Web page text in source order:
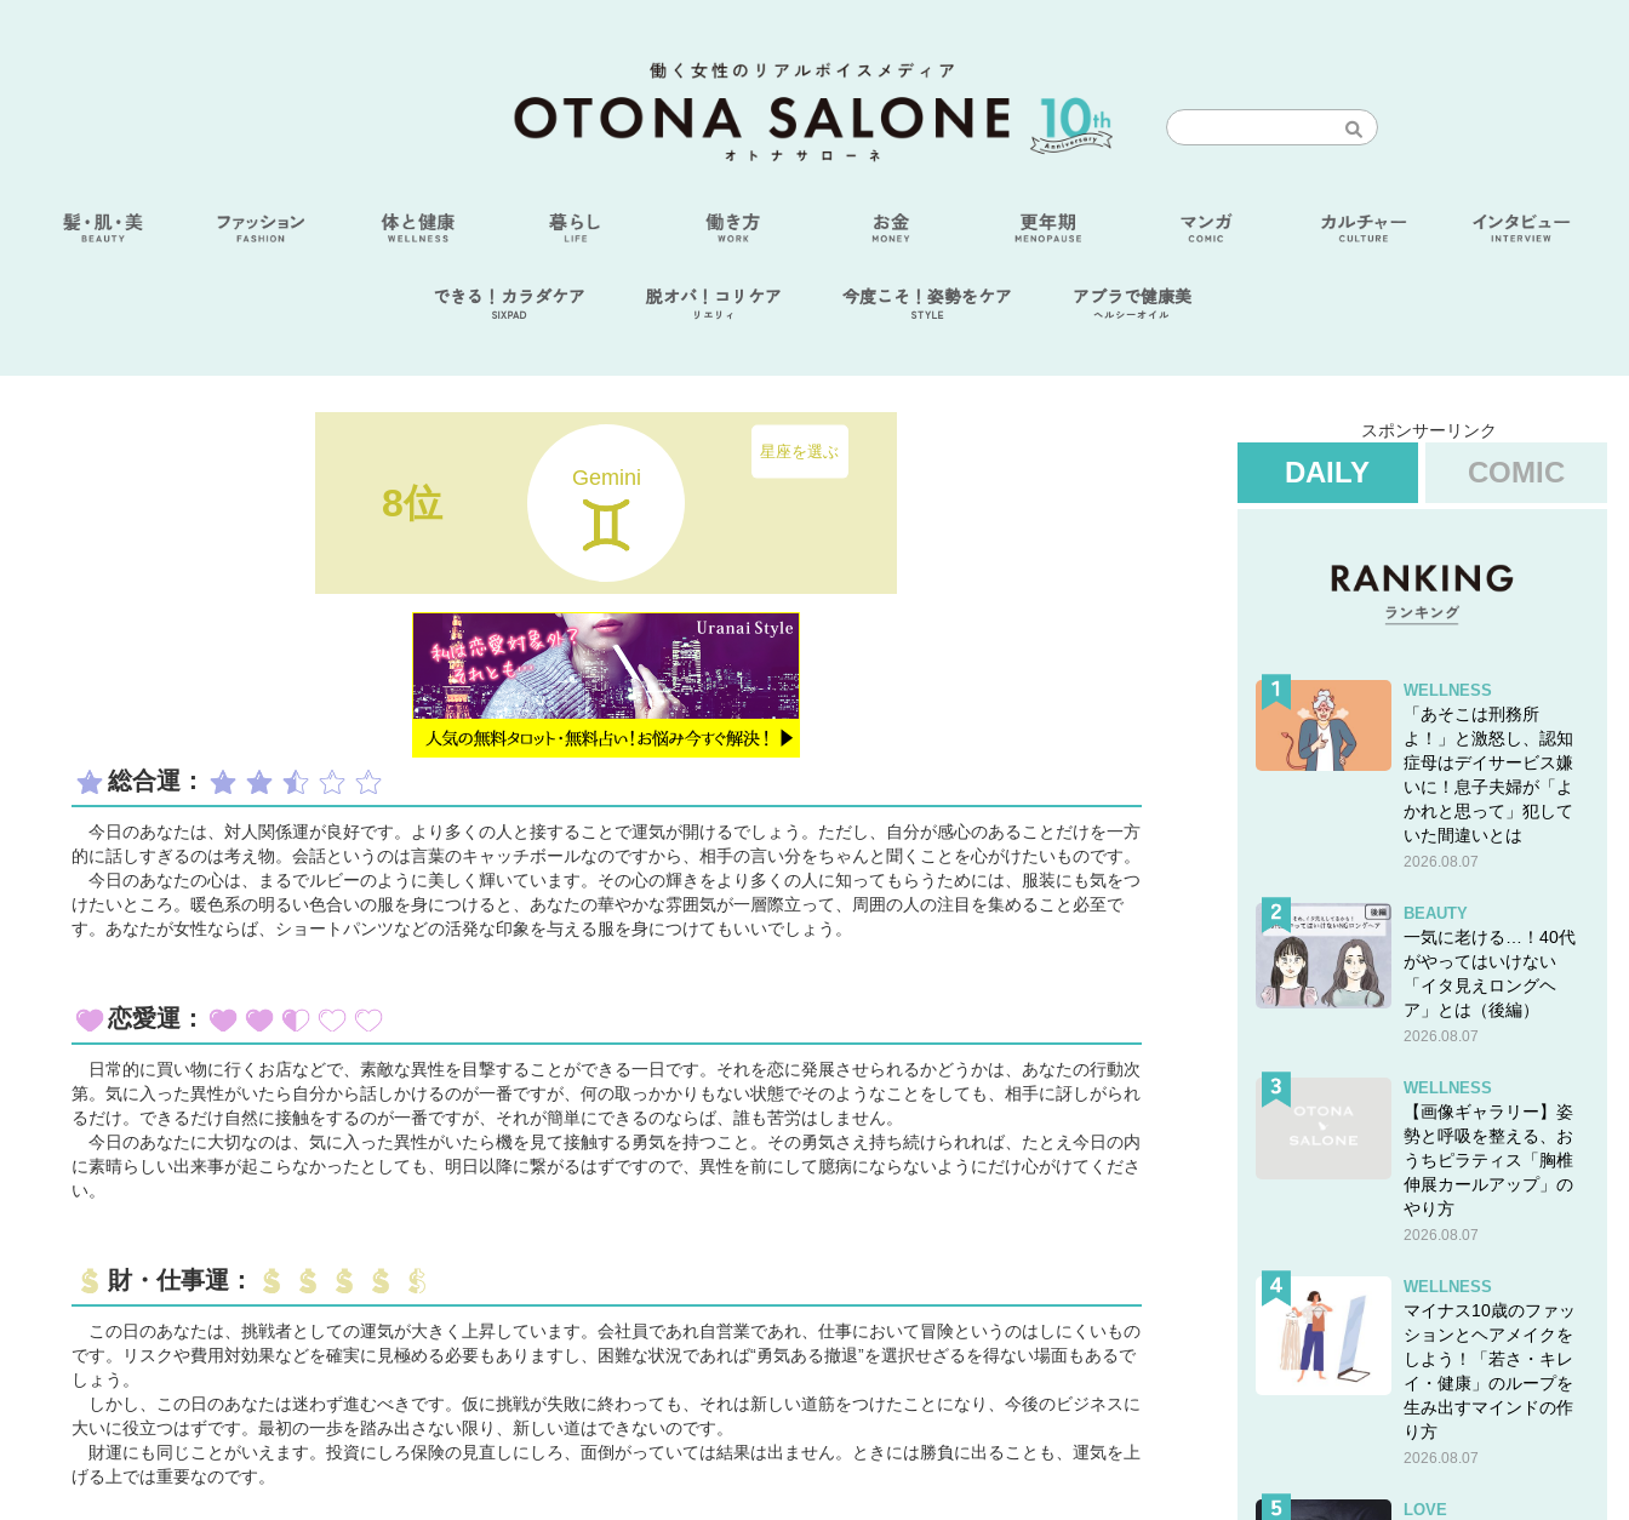
できる！カラダケア
SIXPAD
脱オバ！コリケア
リエリィ
今度こそ！姿勢をケア
STYLE
アブラで健康美
ヘルシーオイル
8位
Gemini
星座を選ぶ
総合運：
今日のあなたは、対人関係運が良好です。より多くの人と接することで運気が開けるでしょう。ただし、自分が感心のあることだけを一方
的に話しすぎるのは考え物。会話というのは言葉のキャッチボールなのですから、相手の言い分をちゃんと聞くことを心がけたいものです。
今日のあなたの心は、まるでルビーのように美しく輝いています。その心の輝きをより多くの人に知ってもらうためには、服装にも気をつ
けたいところ。暖色系の明るい色合いの服を身につけると、あなたの華やかな雰囲気が一層際立って、周囲の人の注目を集めること必至で
す。あなたが女性ならば、ショートパンツなどの活発な印象を与える服を身につけてもいいでしょう。
恋愛運：
日常的に買い物に行くお店などで、素敵な異性を目撃することができる一日です。それを恋に発展させられるかどうかは、あなたの行動次
第。気に入った異性がいたら自分から話しかけるのが一番ですが、何の取っかかりもない状態でそのようなことをしても、相手に訝しがられ
るだけ。できるだけ自然に接触をするのが一番ですが、それが簡単にできるのならば、誰も苦労はしません。
今日のあなたに大切なのは、気に入った異性がいたら機を見て接触する勇気を持つこと。その勇気さえ持ち続けられれば、たとえ今日の内
に素晴らしい出来事が起こらなかったとしても、明日以降に繋がるはずですので、異性を前にして臆病にならないようにだけ心がけてくださ
い。
財・仕事運：
この日のあなたは、挑戦者としての運気が大きく上昇しています。会社員であれ自営業であれ、仕事において冒険というのはしにくいもの
です。リスクや費用対効果などを確実に見極める必要もありますし、困難な状況であれば“勇気ある撤退”を選択せざるを得ない場面もあるで
しょう。
しかし、この日のあなたは迷わず進むべきです。仮に挑戦が失敗に終わっても、それは新しい道筋をつけたことになり、今後のビジネスに
大いに役立つはずです。最初の一歩を踏み出さない限り、新しい道はできないのです。
財運にも同じことがいえます。投資にしろ保険の見直しにしろ、面倒がっていては結果は出ません。ときには勝負に出ることも、運気を上
げる上では重要なのです。
スポンサーリンク
DAILY COMIC
WELLNESS
「あそこは刑務所
よ！」と激怒し、認知
症母はデイサービス嫌
いに！息子夫婦が「よ
かれと思って」犯して
いた間違いとは
2026.08.07
BEAUTY
一気に老ける…！40代
がやってはいけない
「イタ見えロングヘ
ア」とは（後編）
2026.08.07
WELLNESS
【画像ギャラリー】姿
勢と呼吸を整える、お
うちピラティス「胸椎
伸展カールアップ」の
やり方
2026.08.07
WELLNESS
マイナス10歳のファッ
ションとヘアメイクを
しよう！「若さ・キレ
イ・健康」のループを
生み出すマインドの作
り方
2026.08.07
LOVE